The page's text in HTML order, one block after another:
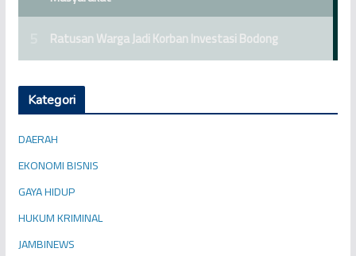
Kategori
DAERAH
EKONOMI BISNIS
GAYA HIDUP
HUKUM KRIMINAL
JAMBINEWS